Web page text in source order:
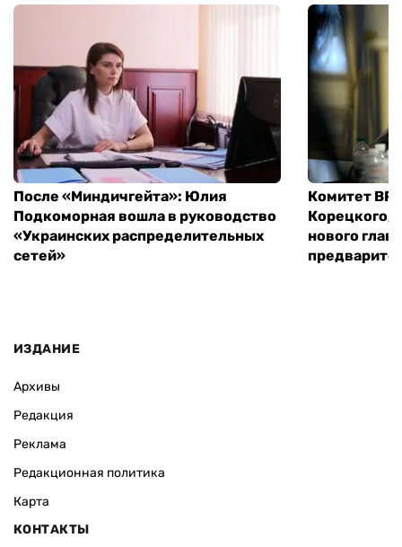
После «Миндичгейта»: Юлия
Подкоморная вошла в руководство
«Украинских распределительных
сетей»
Комитет ВР
Корецкого,
нового
ИЗДАНИЕ
Архивы
Редакция
Реклама
Редакционная политика
Карта
КОНТАКТЫ